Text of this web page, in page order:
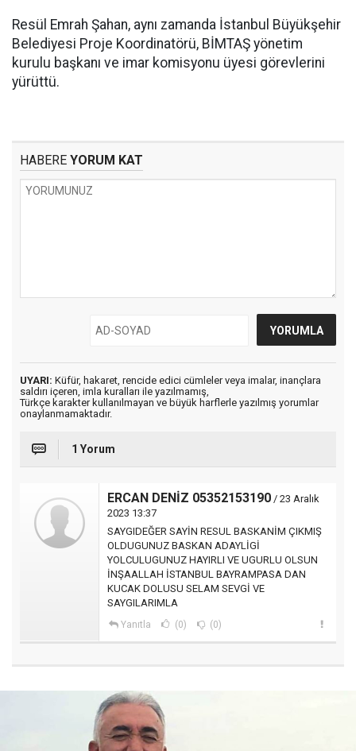
Resül Emrah Şahan, aynı zamanda İstanbul Büyükşehir
Belediyesi Proje Koordinatörü, BİMTAŞ yönetim
kurulu başkanı ve imar komisyonu üyesi görevlerini
yürüttü.
HABERE YORUM KAT
UYARI: Küfür, hakaret, rencide edici cümleler veya imalar, inançlara
saldırı içeren, imla kuralları ile yazılmamış,
Türkçe karakter kullanılmayan ve büyük harflerle yazılmış yorumlar
onaylanmamaktadır.
1 Yorum
ERCAN DENİZ 05352153190 / 23 Aralık
2023 13:37
SAYGIDEĞER SAYİN RESUL BASKANİM ÇIKMIŞ
OLDUGUNUZ BASKAN ADAYLİGİ
YOLCULUGUNUZ HAYIRLI VE UGURLU OLSUN
İNŞAALLAH İSTANBUL BAYRAMPASA DAN
KUCAK DOLUSU SELAM SEVGİ VE
SAYGILARIMLA
Yanıtla (0) (0)